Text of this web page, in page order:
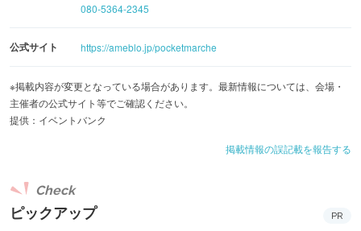
080-5364-2345
公式サイト https://ameblo.jp/pocketmarche
※掲載内容が変更となっている場合があります。最新情報については、会場・
主催者の公式サイト等でご確認ください。
提供：イベントバンク
掲載情報の誤記載を報告する
ピックアップ
Check
PR